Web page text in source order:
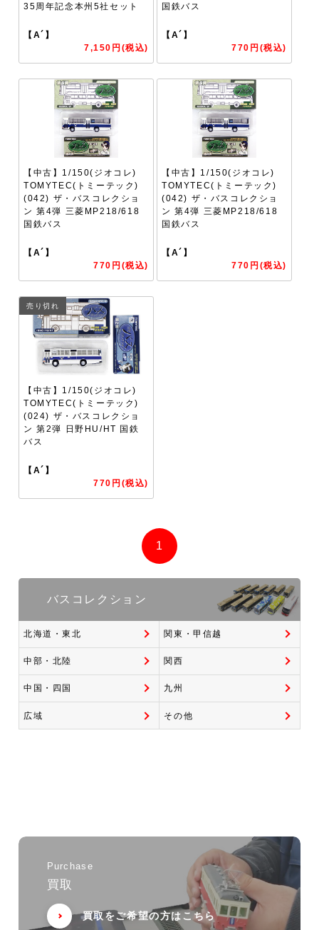
35周年記念本州5社セット
【A´】
7,150円(税込)
国鉄バス
【A´】
770円(税込)
【中古】1/150(ジオコレ)
TOMYTEC(トミーテック)
(042) ザ・バスコレクショ
ン 第4弾 三菱MP218/618
国鉄バス
【A´】
770円(税込)
【中古】1/150(ジオコレ)
TOMYTEC(トミーテック)
(042) ザ・バスコレクショ
ン 第4弾 三菱MP218/618
国鉄バス
【A´】
770円(税込)
売り切れ
【中古】1/150(ジオコレ)
TOMYTEC(トミーテック)
(024) ザ・バスコレクショ
ン 第2弾 日野HU/HT 国鉄
バス
【A´】
770円(税込)
1
バスコレクション
北海道・東北 関東・甲信越
中部・北陸 関西
中国・四国 九州
広域 その他
Purchase
買取
買取をご希望の方はこちら